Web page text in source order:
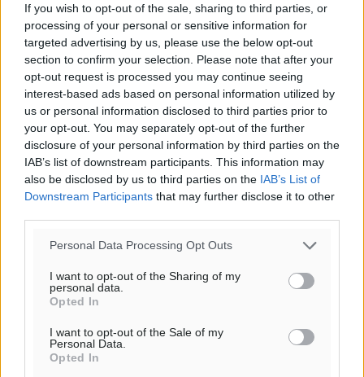
If you wish to opt-out of the sale, sharing to third parties, or
processing of your personal or sensitive information for
targeted advertising by us, please use the below opt-out
section to confirm your selection. Please note that after your
opt-out request is processed you may continue seeing
interest-based ads based on personal information utilized by
us or personal information disclosed to third parties prior to
your opt-out. You may separately opt-out of the further
disclosure of your personal information by third parties on the
IAB’s list of downstream participants. This information may
also be disclosed by us to third parties on the IAB’s List of
Downstream Participants that may further disclose it to other
Personal Data Processing Opt Outs
I want to opt-out of the Sharing of my
personal data.
Opted In
I want to opt-out of the Sale of my
Personal Data.
Opted In
Η Meridiam ξεκλειδώνει τις έρευνες βυθού στη
θαλάσσια περιοχή Κάσου και Καρπάθου
Παρουσίαση βιβλίου του Α. Χατζημιχαήλ – Τιμητική